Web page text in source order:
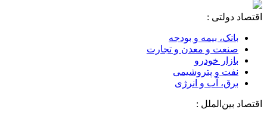
اقتصاد دولتی :
بانک، بیمه و بودجه
صنعت و معدن و تجارت
بازار خودرو
نفت و پتروشیمی
برق، آب و انرژی
اقتصاد بین‌الملل :